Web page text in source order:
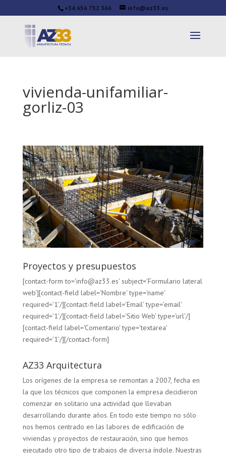
+34 656 752 366 info@az33.es
vivienda-unifamiliar-
gorliz-03
Proyectos y presupuestos
[contact-form to='info@az33.es' subject='Formulario lateral
web'][contact-field label='Nombre' type='name'
required='1'/][contact-field label='Email' type='email'
required='1'/][contact-field label='Sitio Web' type='url'/]
[contact-field label='Comentario' type='textarea'
required='1'/][/contact-form]
AZ33 Arquitectura
Los orígenes de la empresa se remontan a 2007, fecha en
la que los técnicos que componen la empresa decidieron
comenzar en solitario una actividad que llevaban
desarrollando durante años. En todo este tiempo no sólo
nos hemos centrado en las labores de edificación de
viviendas y proyectos de restauración, sino que hemos
ejecutado otro tipo de trabajos de diversa índole. Nuestras